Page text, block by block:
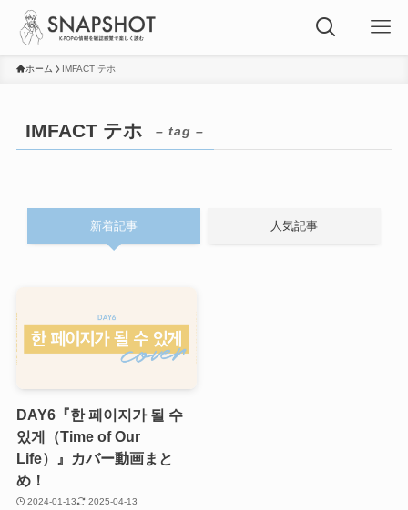
ホーム IMFACT テホ
IMFACT テホ – tag –
新着記事 人気記事
DAY6『한 페이지가 될 수
있게（Time of Our
Life）』カバー動画まと
め！
2024-01-13 2025-04-13